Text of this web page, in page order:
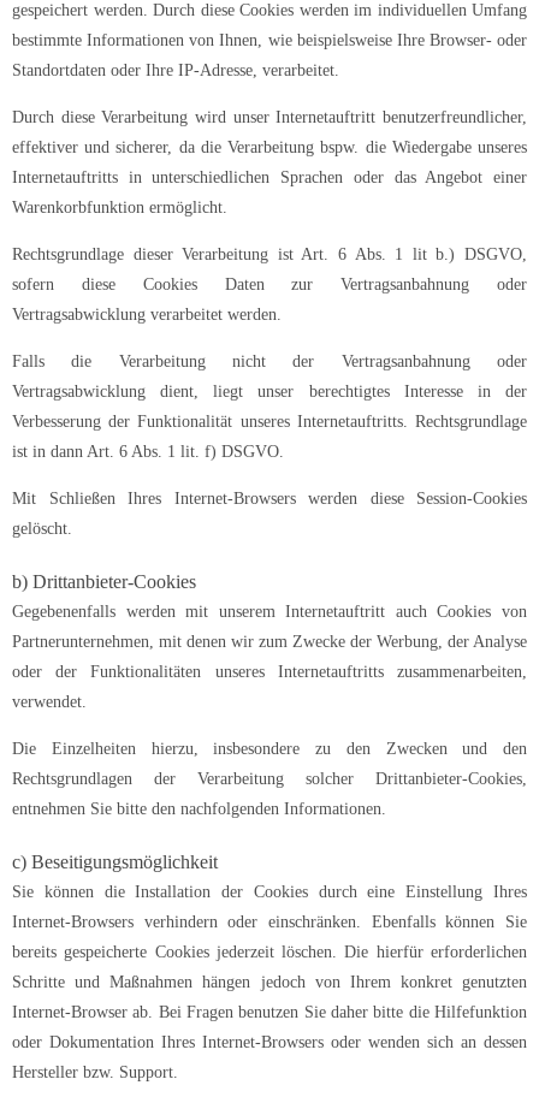
gespeichert werden. Durch diese Cookies werden im individuellen Umfang
bestimmte Informationen von Ihnen, wie beispielsweise Ihre Browser- oder
Standortdaten oder Ihre IP-Adresse, verarbeitet.
Durch diese Verarbeitung wird unser Internetauftritt benutzerfreundlicher,
effektiver und sicherer, da die Verarbeitung bspw. die Wiedergabe unseres
Internetauftritts in unterschiedlichen Sprachen oder das Angebot einer
Warenkorbfunktion ermöglicht.
Rechtsgrundlage dieser Verarbeitung ist Art. 6 Abs. 1 lit b.) DSGVO,
sofern diese Cookies Daten zur Vertragsanbahnung oder
Vertragsabwicklung verarbeitet werden.
Falls die Verarbeitung nicht der Vertragsanbahnung oder
Vertragsabwicklung dient, liegt unser berechtigtes Interesse in der
Verbesserung der Funktionalität unseres Internetauftritts. Rechtsgrundlage
ist in dann Art. 6 Abs. 1 lit. f) DSGVO.
Mit Schließen Ihres Internet-Browsers werden diese Session-Cookies
gelöscht.
b) Drittanbieter-Cookies
Gegebenenfalls werden mit unserem Internetauftritt auch Cookies von
Partnerunternehmen, mit denen wir zum Zwecke der Werbung, der Analyse
oder der Funktionalitäten unseres Internetauftritts zusammenarbeiten,
verwendet.
Die Einzelheiten hierzu, insbesondere zu den Zwecken und den
Rechtsgrundlagen der Verarbeitung solcher Drittanbieter-Cookies,
entnehmen Sie bitte den nachfolgenden Informationen.
c) Beseitigungsmöglichkeit
Sie können die Installation der Cookies durch eine Einstellung Ihres
Internet-Browsers verhindern oder einschränken. Ebenfalls können Sie
bereits gespeicherte Cookies jederzeit löschen. Die hierfür erforderlichen
Schritte und Maßnahmen hängen jedoch von Ihrem konkret genutzten
Internet-Browser ab. Bei Fragen benutzen Sie daher bitte die Hilfefunktion
oder Dokumentation Ihres Internet-Browsers oder wenden sich an dessen
Hersteller bzw. Support.